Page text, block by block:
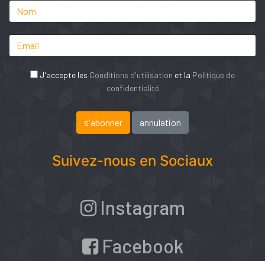
J'accepte les Conditions d'utilisation et la Politique de
confidentialité
Suivez-nous en Sociaux
Instagram
Facebook